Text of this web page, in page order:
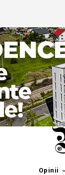
Opinii